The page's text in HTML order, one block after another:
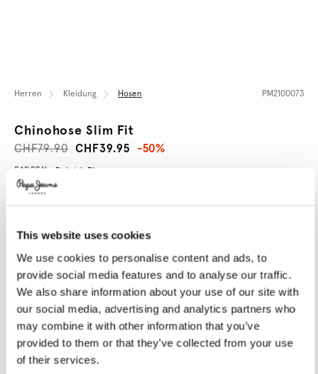
This website uses cookies
We use cookies to personalise content and ads, to
provide social media features and to analyse our traffic.
We also share information about your use of our site with
our social media, advertising and analytics partners who
may combine it with other information that you’ve
provided to them or that they’ve collected from your use
of their services.
Herren Kleidung Hosen PM2100073
Chinohose Slim Fit
CHF39.95
CHF79.90 -50%
Promotions
Variations
FARBEN: Dulwich Blue
GRÖßE AUSWÄHLEN:
28 29 30 31 32
33 34 36 38 40
Model trägt: 32Größe des Models: 1.88 m
Größentabelle